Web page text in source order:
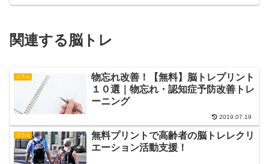
関連する脳トレ
コラム
物忘れ改善！【無料】脳トレプリント
１０選｜物忘れ・認知症予防改善トレ
ーニング
2019.07.19
コラム
無料プリントで高齢者の脳トレレクリ
エーション活動支援！